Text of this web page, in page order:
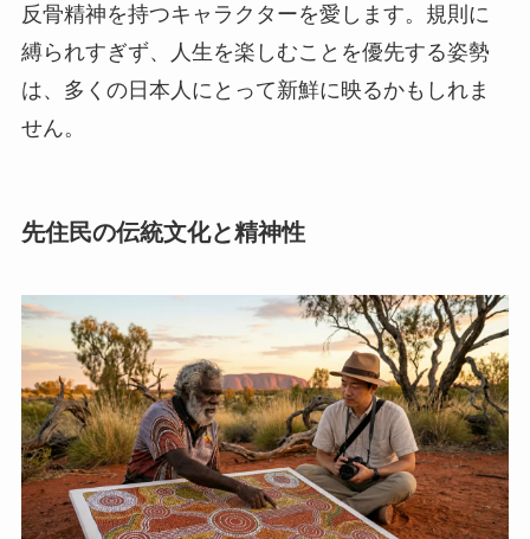
反骨精神を持つキャラクターを愛します。規則に
縛られすぎず、人生を楽しむことを優先する姿勢
は、多くの日本人にとって新鮮に映るかもしれま
せん。
先住民の伝統文化と精神性